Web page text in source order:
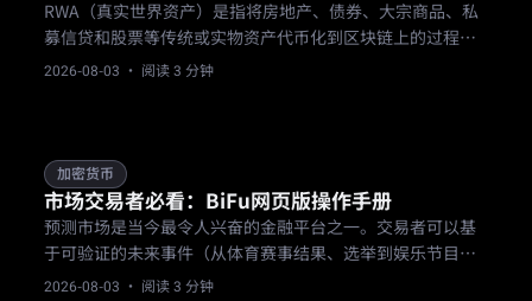
RWA（真实世界资产）是指将房地产、债券、大宗商品、私
募信贷和股票等传统或实物资产代币化到区块链上的过程。
在BifU平台，用户可一站式交易、投资这些代币化资产，享
2026-08-03 · 阅读 3 分钟
加密货币
市场交易者必看：BiFu网页版操作手册
预测市场是当今最令人兴奋的金融平台之一。交易者可以基
于可验证的未来事件（从体育赛事结果、选举到娱乐节目结
果）买卖合约。市场价格反映了群体的集体概率估计，形成
2026-08-03 · 阅读 3 分钟